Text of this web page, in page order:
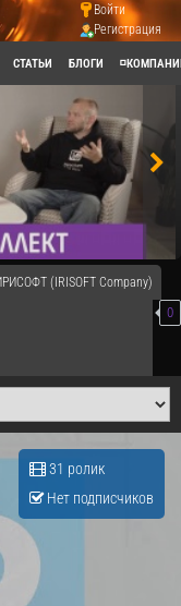
Войти
Регистрация
СТАТЬИ БЛОГИ
(IRISOFT Company)
0
31 ролик
Нет подписчиков